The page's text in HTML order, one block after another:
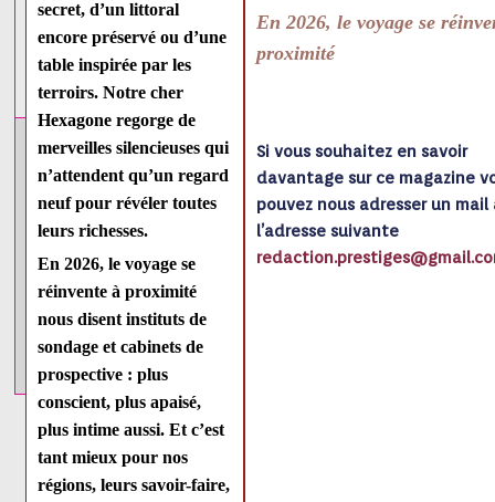
secret, d’un littoral
encore préservé ou d’une
table inspirée par les
terroirs. Notre cher
Hexagone regorge de
merveilles silencieuses qui
n’attendent qu’unregard
neuf pour révéler toutes
leurs richesses.
En 2026, le voyage se
réinvente à proximité
nous disent instituts de
sondage et cabinets de
prospective : plus
conscient, plus apaisé,
plus intime aussi. Et c’est
tant mieux pour nos
régions, leurs savoir-faire,
En 2026, le voyage se
proximité
Si vous souhaitez en savoir
davantage sur ce magazine
pouvez nous adresser un mail
l’adresse suivante